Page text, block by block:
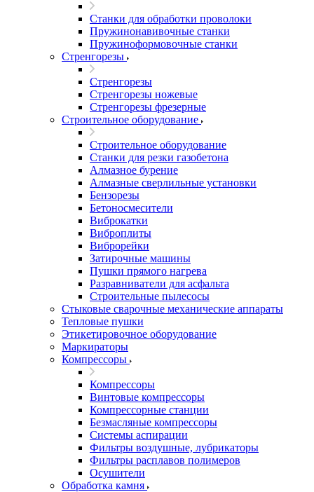
Станки для обработки проволоки
Пружинонавивочные станки
Пружиноформовочные станки
Стренгорезы
Стренгорезы
Стренгорезы ножевые
Стренгорезы фрезерные
Строительное оборудование
Строительное оборудование
Станки для резки газобетона
Алмазное бурение
Алмазные сверлильные установки
Бензорезы
Бетоносмесители
Виброкатки
Виброплиты
Виброрейки
Затирочные машины
Пушки прямого нагрева
Разравниватели для асфальта
Строительные пылесосы
Стыковые сварочные механические аппараты
Тепловые пушки
Этикетировочное оборудование
Маркираторы
Компрессоры
Компрессоры
Винтовые компрессоры
Компрессорные станции
Безмасляные компрессоры
Системы аспирации
Фильтры воздушные, лубрикаторы
Фильтры расплавов полимеров
Осушители
Обработка камня